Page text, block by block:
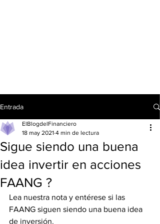
Entrada
Sigue siendo una buena
idea invertir en acciones
FAANG ?
ElBlogdelFinanciero
18 may 2021 4 min de lectura
Lea nuestra nota y entérese si las
FAANG siguen siendo una buena idea
de inversión.